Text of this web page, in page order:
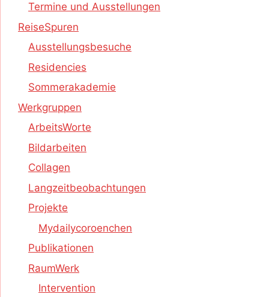
Termine und Ausstellungen
ReiseSpuren
Ausstellungsbesuche
Residencies
Sommerakademie
Werkgruppen
ArbeitsWorte
Bildarbeiten
Collagen
Langzeitbeobachtungen
Projekte
Mydailycoroenchen
Publikationen
RaumWerk
Intervention